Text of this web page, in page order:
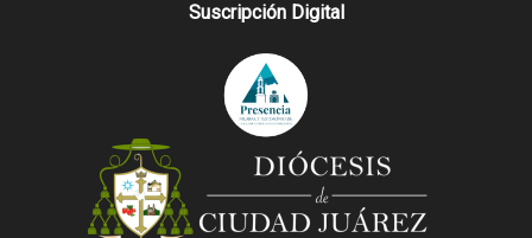
Suscripción Digital